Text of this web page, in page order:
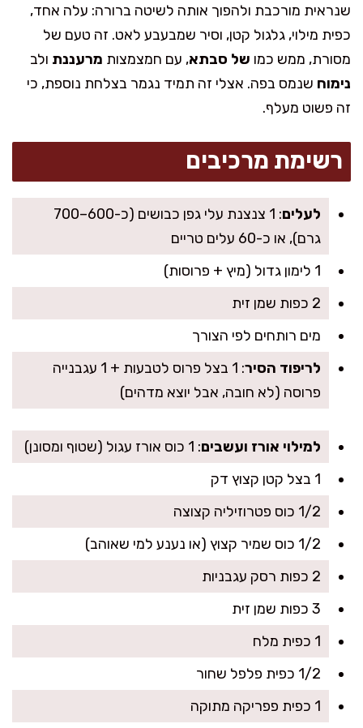
שנראית מורכבת ולהפוך אותה לשיטה ברורה: עלה אחד,
כפית מילוי, גלגול קטן, וסיר שמבעבע לאט. זה טעם של
מסורת, ממש כמו של סבתא, עם חמצמצות מרעננת ולב
נימוח שנמס בפה. אצלי זה תמיד נגמר בצלחת נוספת, כי
זה פשוט מעלף.
רשימת מרכיבים
לעלים
: 1 צנצנת עלי גפן כבושים (כ-600–700
גרם), או כ-60 עלים טריים
1 לימון גדול (מיץ + פרוסות)
2 כפות שמן זית
מים רותחים לפי הצורך
לריפוד הסיר
: 1 בצל פרוס לטבעות + 1 עגבנייה
פרוסה (לא חובה, אבל יוצא מדהים)
למילוי אורז ועשבים: 1 כוס אורז עגול (שטוף ומסונן)
1 בצל קטן קצוץ דק
1/2 כוס פטרוזיליה קצוצה
1/2 כוס שמיר קצוץ (או נענע למי שאוהב)
2 כפות רסק עגבניות
3 כפות שמן זית
1 כפית מלח
1/2 כפית פלפל שחור
1 כפית פפריקה מתוקה